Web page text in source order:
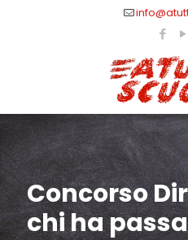
Concorso
chi ha